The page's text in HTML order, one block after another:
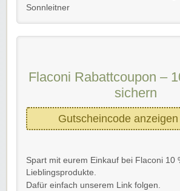
Wir wünschen euch viel Spaß damit!
Sonnleitner
Flaconi Rabattcoupon –
sichern
Gutscheincode anzeigen
Spart mit eurem Einkauf bei Flaconi 10
Lieblingsprodukte.
Dafür einfach unserem Link folgen.